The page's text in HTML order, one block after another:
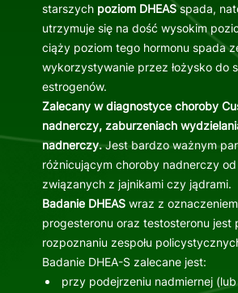
starszych poziom DHEASspada,
utrzymuje się na dość wysokim
ciąży poziom tego hormonu spada
wykorzystywanie przez łożysko do
estrogenów.
Zalecany w diagnostyce choroby
nadnerczy, zaburzeniach
nadnerczy.Jest bardzo ważnym
różnicującym choroby nadnerczy
związanych z jajnikami czy jądrami.
Badanie DHEASwraz z oznaczeniem
progesteronu oraz testosteronu jest
rozpoznaniu zespołu
Badanie DHEA-S zalecane jest:
przy podejrzeniu nadmiernej